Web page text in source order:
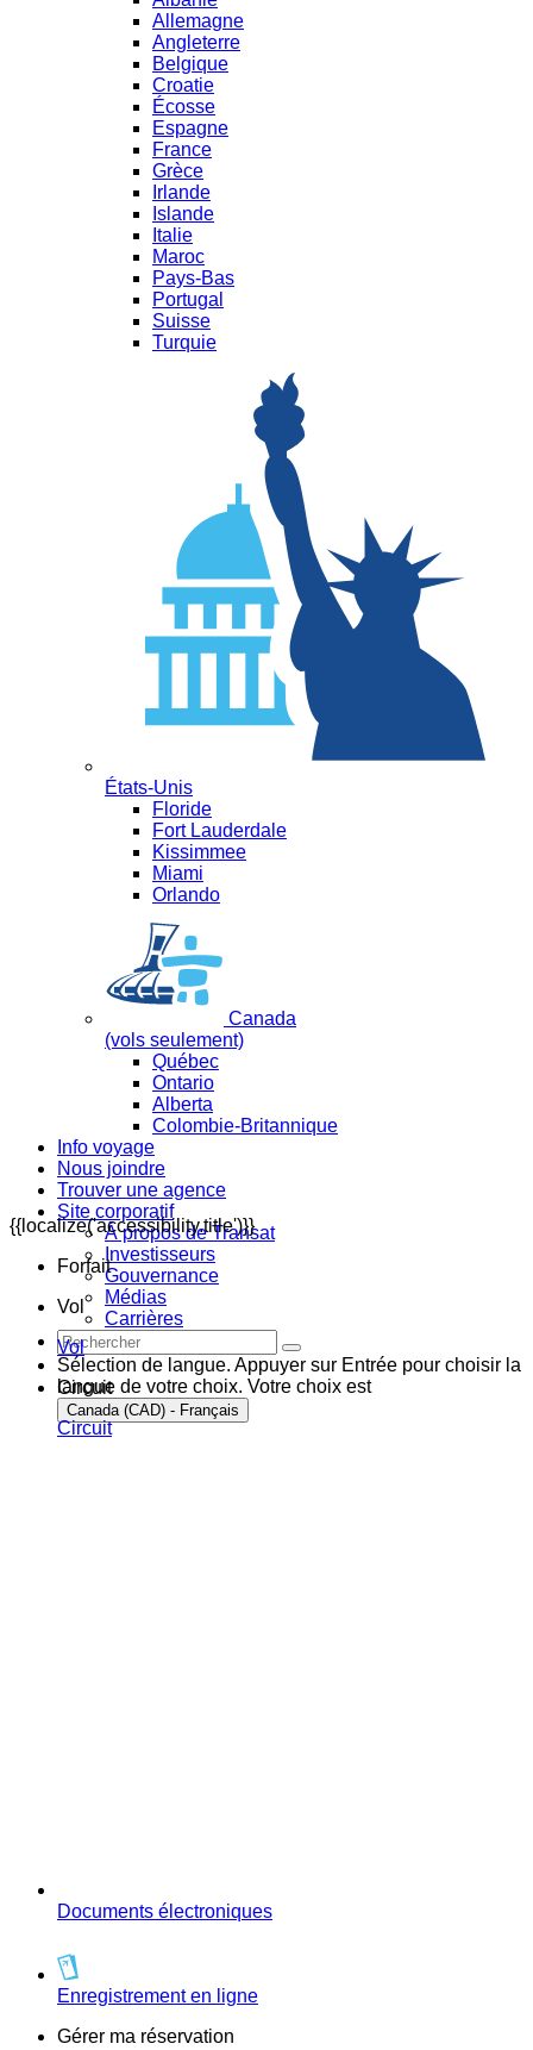
Allemagne
Angleterre
Belgique
Croatie
Écosse
Espagne
France
Grèce
Irlande
Islande
Italie
Maroc
Pays-Bas
Portugal
Suisse
Turquie
États-Unis
Floride
Fort Lauderdale
Kissimmee
Miami
Orlando
Canada
(vols seulement)
Québec
Ontario
Alberta
Colombie-Britannique
Info voyage
Nous joindre
Trouver une agence
Site corporatif
À propos de Transat
Investisseurs
Gouvernance
Médias
Carrières
Sélection de langue. Appuyer sur Entrée pour choisir la
langue de votre choix. Votre choix est
Canada (CAD) - Français
{{localize('accessibility.title')}}
Forfait
Vol
Vol
Circuit
Circuit
Documents électroniques
Enregistrement en ligne
Gérer ma réservation